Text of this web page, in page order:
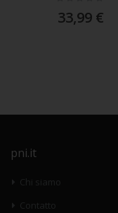
33,99 €
pni.it
Chi siamo
Contatto